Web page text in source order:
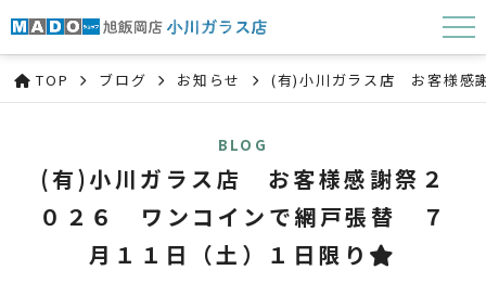
TOP ブログ お知らせ (有)小川ガラス店 お客様感
BLOG
(有)小川ガラス店 お客様感謝祭２
０２６ ワンコインで網戸張替 ７
月１１日（土）１日限り⭐